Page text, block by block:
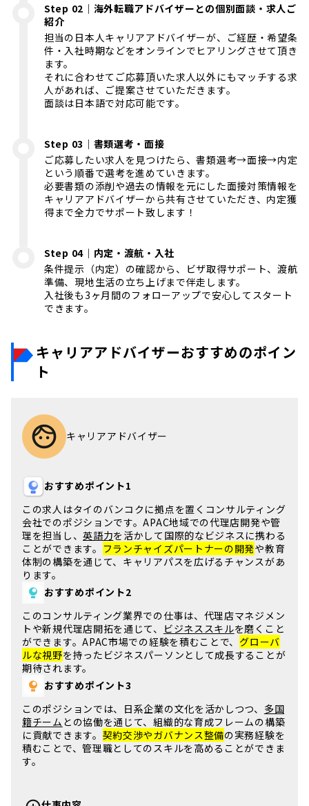
Step 02｜海外転職アドバイザーとの個別面談・求人ご
紹介
担当の日本人キャリアアドバイザーが、ご経歴・希望条
件・入社時期などをオンラインでヒアリングさせて頂き
ます。
それに合わせてご応募頂いた求人以外にもマッチする求
人があれば、ご提案させていただきます。
面談は日本語で対応可能です。
Step 03｜書類選考・面接
ご応募したい求人を見つけたら、書類選考→面接→内定
という順番で選考を進めていきます。
必要書類の添削や過去の情報を元にした面接対策情報を
キャリアアドバイザーから共有させていただき、内定獲
得まで全力でサポート致します！
Step 04｜内定・渡航・入社
条件提示（内定）の確認から、ビザ取得サポート、渡航
準備、現地生活の立ち上げまで伴走します。
入社後も3ヶ月間のフォローアップで安心してスタート
できます。
キャリアアドバイザーおすすめのポイン
ト
キャリアアドバイザー
おすすめポイント1
この求人はタイ のバンコク に拠点を置くコンサルティング
会社でのポジションです。APAC地域での代理店開発や管
理を担当し、英語力を活かして 国際的なビジネス に携わる
ことができます。 フランチャイズパートナーの開発や教育
体制の構築を通じて、 キャリアパスを広げるチャンスがあ
ります。
おすすめポイント2
このコンサルティング業界での仕事は、 代理店マネジメン
ト や新規代理店開拓を通じて、 ビジネススキルを磨くこと
ができます。APAC市場での経験を積むことで、 グローバ
ルな視野を持ったビジネスパーソンとして成長することが
期待されます。
おすすめポイント3
このポジションでは、 日系企業の文化を活かしつつ、 多国
籍チーム との協働を通じて、組織的な育成フレームの構築
に貢献できます。 契約交渉やガバナンス整備の実務経験を
積むことで、管理職としてのスキルを高めることができま
す。